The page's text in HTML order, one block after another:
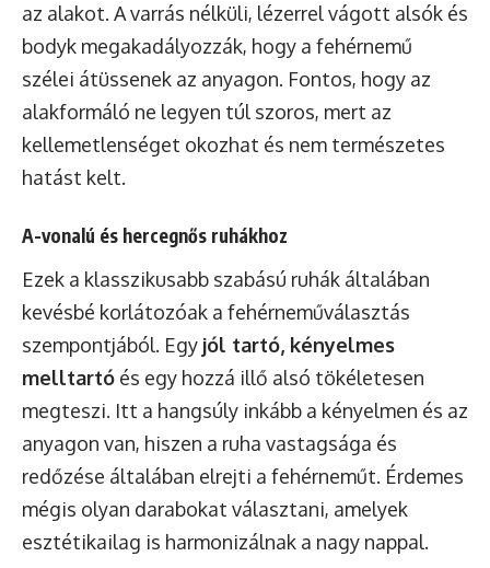
az alakot. A varrás nélküli, lézerrel vágott alsók és
bodyk megakadályozzák, hogy a fehérnemű
szélei átüssenek az anyagon. Fontos, hogy az
alakformáló ne legyen túl szoros, mert az
kellemetlenséget okozhat és nem természetes
hatást kelt.
A-vonalú és hercegnős ruhákhoz
Ezek a klasszikusabb szabású ruhák általában
kevésbé korlátozóak a fehérneműválasztás
szempontjából. Egy jól tartó, kényelmes
melltartó és egy hozzá illő alsó tökéletesen
megteszi. Itt a hangsúly inkább a kényelmen és az
anyagon van, hiszen a ruha vastagsága és
redőzése általában elrejti a fehérneműt. Érdemes
mégis olyan darabokat választani, amelyek
esztétikailag is harmonizálnak a nagy nappal.